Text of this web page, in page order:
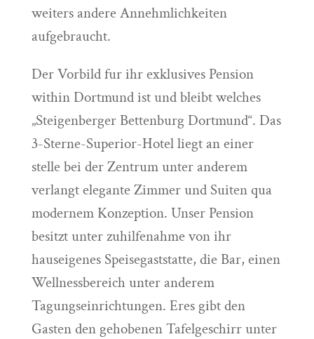
weiters andere Annehmlichkeiten
aufgebraucht.
Der Vorbild fur ihr exklusives Pension
within Dortmund ist und bleibt welches
„Steigenberger Bettenburg Dortmund“. Das
3-Sterne-Superior-Hotel liegt an einer
stelle bei der Zentrum unter anderem
verlangt elegante Zimmer und Suiten qua
modernem Konzeption. Unser Pension
besitzt unter zuhilfenahme von ihr
hauseigenes Speisegaststatte, die Bar, einen
Wellnessbereich unter anderem
Tagungseinrichtungen. Eres gibt den
Gasten den gehobenen Tafelgeschirr unter